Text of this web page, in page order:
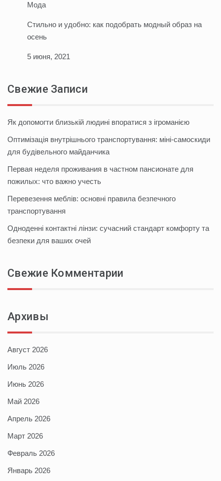
Мода
Стильно и удобно: как подобрать модный образ на
осень
5 июня, 2021
Свежие Записи
Як допомогти близькій людині впоратися з ігроманією
Оптимізація внутрішнього транспортування: міні-самоскиди
для будівельного майданчика
Первая неделя проживания в частном пансионате для
пожилых: что важно учесть
Перевезення меблів: основні правила безпечного
транспортування
Одноденні контактні лінзи: сучасний стандарт комфорту та
безпеки для ваших очей
Свежие Комментарии
Архивы
Август 2026
Июль 2026
Июнь 2026
Май 2026
Апрель 2026
Март 2026
Февраль 2026
Январь 2026